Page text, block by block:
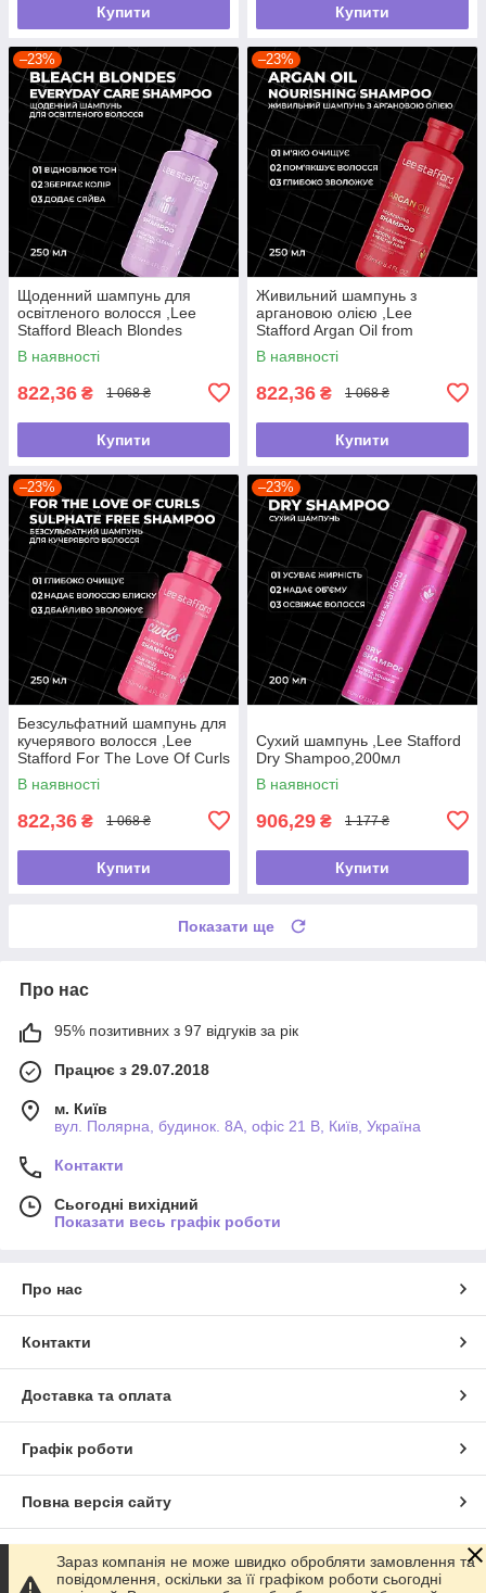
Купити Купити
–23%
Щоденний шампунь для
освітленого волосся ,Lee
Stafford Bleach Blondes
,250мл
В наявності
822,36 ₴ 1 068 ₴
Купити
–23%
Живильний шампунь з
аргановою олією ,Lee
Stafford Argan Oil from
Morocco Nourishing Shampoo
,250мл
В наявності
822,36 ₴ 1 068 ₴
Купити
–23%
Безсульфатний шампунь для
кучерявого волосся ,Lee
Stafford For The Love Of Curls
Shampoo,250мл
В наявності
822,36 ₴ 1 068 ₴
Купити
–23%
Сухий шампунь ,Lee Stafford
Dry Shampoo,200мл
В наявності
906,29 ₴ 1 177 ₴
Купити
Показати ще
Про нас
95% позитивних з 97 відгуків за рік
Працює з 29.07.2018
м. Київ
вул. Полярна, будинок. 8А, офіс 21 В, Київ, Україна
Контакти
Сьогодні вихідний
Показати весь графік роботи
Про нас
Контакти
Доставка та оплата
Графік роботи
Повна версія сайту
Сайт створено на маркетплейсі Prom.ua
Зараз компанія не може швидко обробляти замовлення та
повідомлення, оскільки за її графіком роботи сьогодні